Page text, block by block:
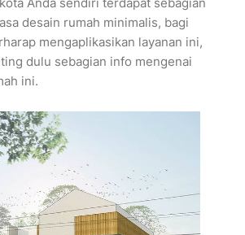
Anda sendiri terdapat sebagian
desain rumah minimalis, bagi
mengaplikasikan layanan ini,
dulu sebagian info mengenai
ini.